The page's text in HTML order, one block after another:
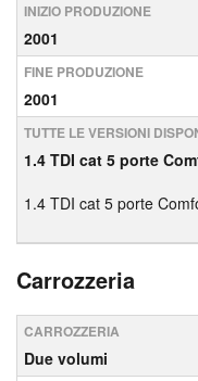
INIZIO PRODUZIONE
2001
FINE PRODUZIONE
2001
TUTTE LE VERSIONI
1.4 TDI cat 5 porte
1.4 TDI cat 5 porte
Carrozzeria
CARROZZERIA
Due volumi